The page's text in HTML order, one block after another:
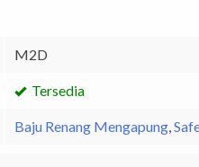
M2D
Tersedia
Baju Renang Mengapung,